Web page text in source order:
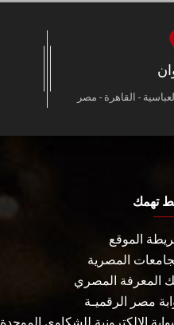
- القاهرة - مصر
تهمك
الموقع
المصرية
المعرفة المصري
مصر الرقميـة
الإلكترونية للشكاوى الموحدة